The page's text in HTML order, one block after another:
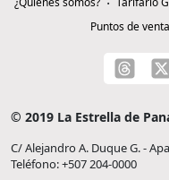
Puntos de venta
© 2019 La Estrella de
C/ Alejandro A. Duque G. -
Teléfono: +507 204-0000